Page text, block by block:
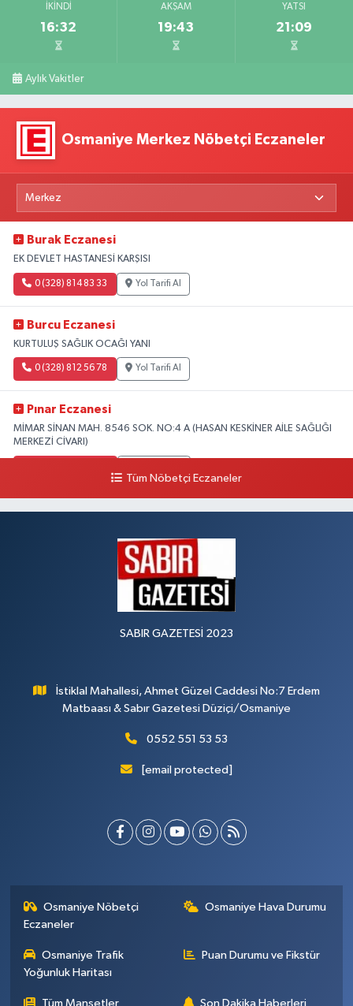
İKINDI
16:32
AKŞAM
19:43
YATSI
21:09
Aylık Vakitler
Osmaniye Merkez Nöbetçi Eczaneler
Burak Eczanesi
EK DEVLET HASTANESİ KARŞISI
0 (328) 814 83 33 Yol Tarifi Al
Burcu Eczanesi
KURTULUŞ SAĞLIK OCAĞI YANI
0 (328) 812 56 78 Yol Tarifi Al
Pınar Eczanesi
MİMAR SİNAN MAH. 8546 SOK. NO:4 A (HASAN KESKİNER AİLE SAĞLIĞI
MERKEZİ CİVARI)
Tüm Nöbetçi Eczaneler
SABIR GAZETESİ 2023
İstiklal Mahallesi, Ahmet Güzel Caddesi No:7 Erdem
Matbaası & Sabır Gazetesi Düziçi/Osmaniye
0552 551 53 53
[email protected]
Osmaniye Nöbetçi
Eczaneler
Osmaniye Hava Durumu
Osmaniye Trafik
Yoğunluk Haritası
Puan Durumu ve Fikstür
Tüm Manşetler Son Dakika Haberleri